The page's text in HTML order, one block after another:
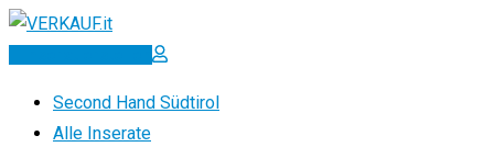
Zum
Inserat erstellen
Second Hand Südtirol
Alle Inserate